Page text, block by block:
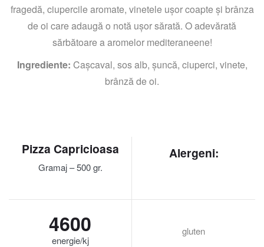
fragedă, ciupercile aromate, vinetele ușor coapte și brânza
de oi care adaugă o notă ușor sărată. O adevărată
sărbătoare a aromelor mediteraneene!
Ingrediente: Cașcaval, sos alb, șuncă, ciuperci, vinete,
brânză de oi.
Pizza Capricioasa
Gramaj – 500 gr.
Alergeni:
4600
energie/kj
gluten